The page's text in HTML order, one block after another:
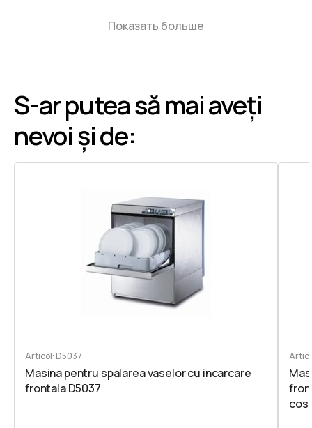
Показать больше
S-ar putea să mai aveți
nevoi și de:
Articol: D5037
Masina pentru spalarea vaselor cu incarcare
frontala D5037